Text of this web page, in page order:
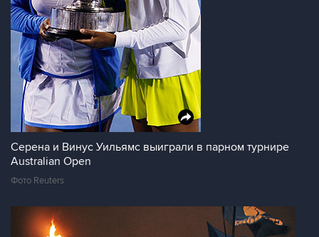
Серена и Винус Уильямс выиграли в парном турнире
Australian Open
Фото Reuters